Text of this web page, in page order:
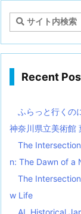
Recent
ふらっと行くの
神奈川県立美術館
The
n: The Dawn of a
The
w Life
AI, Historical